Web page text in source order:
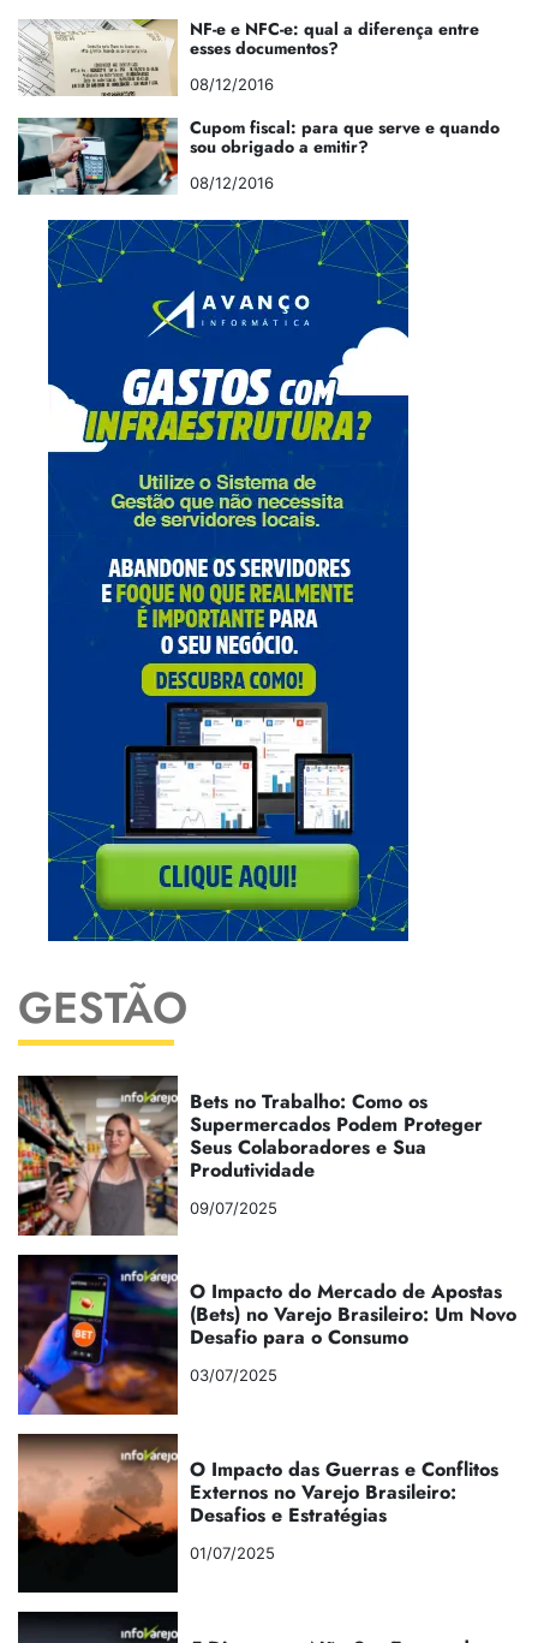
NF-e e NFC-e: qual a diferença entre
esses documentos?
08/12/2016
Cupom fiscal: para que serve e quando
sou obrigado a emitir?
08/12/2016
GESTÃO
Bets no Trabalho: Como os
Supermercados Podem Proteger
Seus Colaboradores e Sua
Produtividade
09/07/2025
O Impacto do Mercado de Apostas
(Bets) no Varejo Brasileiro: Um Novo
Desafio para o Consumo
03/07/2025
O Impacto das Guerras e Conflitos
Externos no Varejo Brasileiro:
Desafios e Estratégias
01/07/2025